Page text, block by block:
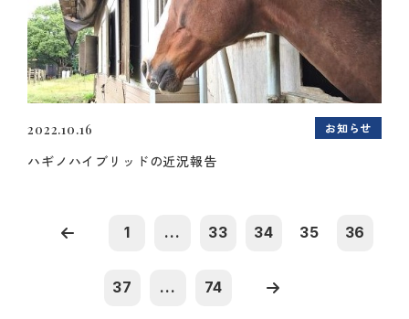
2022.10.16 お知らせ
ハギノハイブリッドの近況報告
1 ... 33 34 35 36
37 ... 74